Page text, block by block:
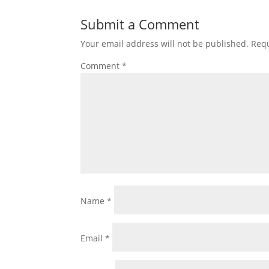
Submit a Comment
Your email address will not be published.
Comment*
Name*
Email*